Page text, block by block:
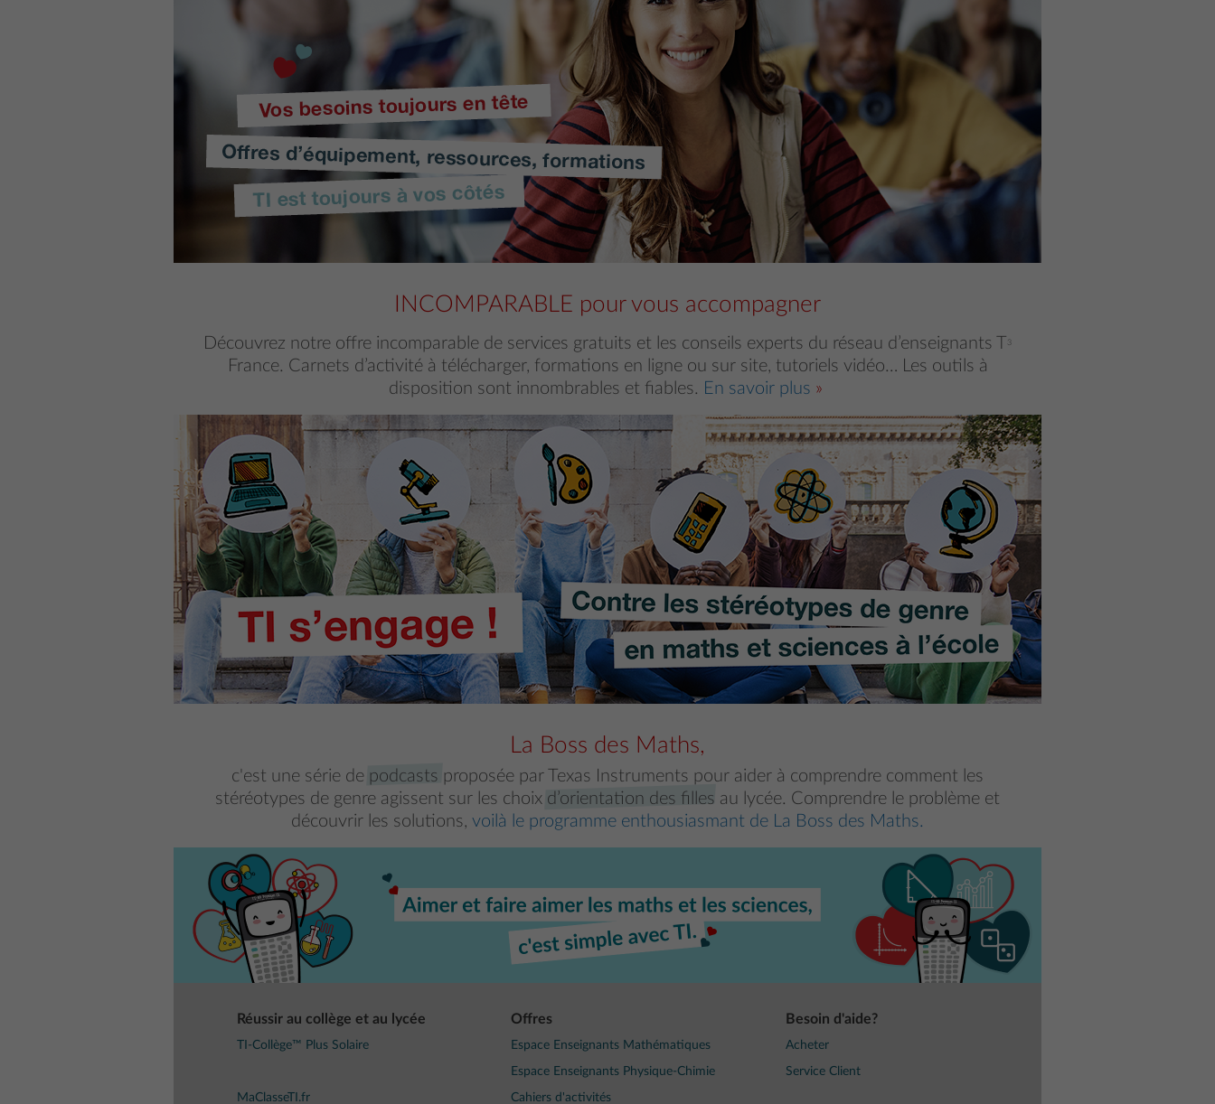
INCOMPARABLE pour vous accompagner
Découvrez notre offre incomparable de services gratuits et les conseils experts du réseau d’enseignants T 3
France. Carnets d’activité à télécharger, formations en ligne ou sur site, tutoriels vidéo… Les outils à
disposition sont innombrables et fiables. En savoir plus
La Boss des Maths,
c'est une série de podcasts proposée par Texas Instruments pour aider à comprendre comment les
stéréotypes de genre agissent sur les choix d’orientation des filles au lycée. Comprendre le problème et
découvrir les solutions, voilà le programme enthousiasmant de La Boss des Maths.
Réussir au collège et au lycée
TI-Collège™ Plus Solaire
MaClasseTI.fr
Offres
Espace Enseignants Mathématiques
Espace Enseignants Physique-Chimie
Cahiers d'activités
Besoin d'aide?
Acheter
Service Client